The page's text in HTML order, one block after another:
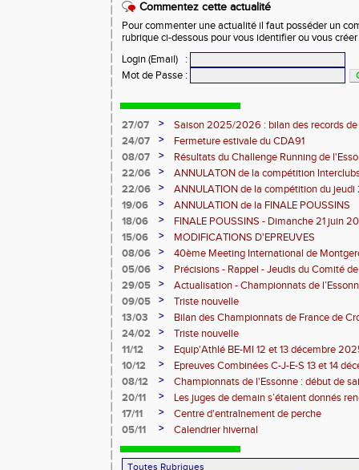
Commentez cette actualité
Pour commenter une actualité il faut posséder un
rubrique ci-dessous pour vous identifier ou vous
Login (Email)
:
Mot de Passe :
27/07 >
Saison 2025/2026 : bilan des records de
24/07
>
Fermeture estivale du CDA91
08/07
>
Résultats du Challenge Running de
07 2026)
22/06 >
ANNULATON de la compétition
juin
22/06 >
ANNULATION de la compétition du jeudi
19/06
>
ANNULATION de la FINALE POUSSINS
18/06
>
FINALE POUSSINS - Dimanche 21 juin
15/06
>
MODIFICATIONS D'EPREUVES
08/06
>
40ème Meeting International de
05/06
>
Précisions - Rappel - Jeudis du Comité
29/05
>
Actualisation - Championnats de
Montgeron
09/05 >
Triste nouvelle
13/03
>
Bilan des Championnats de France de
24/02
>
Triste nouvelle
11/12
>
Equip'Athlé BE-MI 12 et 13 décembre
10/12
>
Epreuves Combinées C-J-E-S 13 et 14
08/12
>
Championnats de l'Essonne : début de
roues
20/11 >
Les juges de demain s’étaient donnés
17/11
>
Centre d'entraînement de perche
05/11
> Calendrier hivernal